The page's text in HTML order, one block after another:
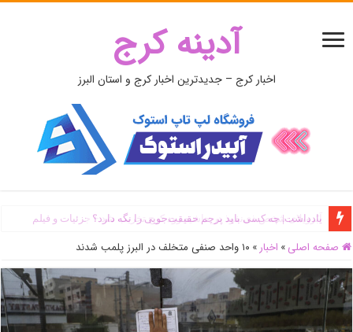
آدینه کرج
اخبار کرج – جدیدترین اخبار کرج و استان البرز
اَبَر‌ویلای شخص ذی‌نفوذ در حاشیه‌ رود کرج تخریب شد + جزئیات و فیلم
صفحه اصلی » اخبار » ۱۰ واحد صنفی متخلف در البرز پلمب شدند